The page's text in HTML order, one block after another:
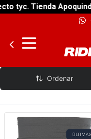
tyc. Tienda
Ctr
Ordenar
ÚLTIMAS